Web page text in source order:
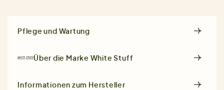
Pflege und Wartung
Über die Marke White Stuff
Informationen zum Hersteller